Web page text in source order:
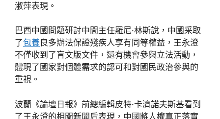
淑萍表現。
巴西中國問題研討中間主任羅尼·林斯說，中國采取
了包養 良多辦法保證殘疾人享有同等權益，王永澄
不僅收到了盲文版文件，還有機會參與立法活動，
體現了國家對個體需求的認可和對國民政治參與的
重視。
波蘭《論壇日報》前總編輯皮特·卡濟諾夫斯基看到
了王永澄的相關新聞后表現，中國將人權真正落實